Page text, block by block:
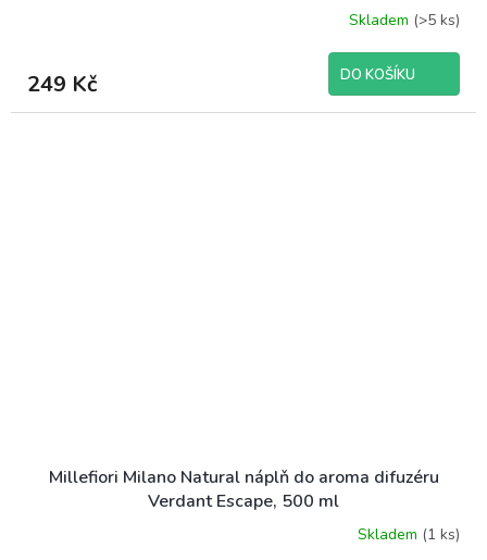
Skladem (>5 ks)
249 Kč DO KOŠÍKU
Millefiori Milano Natural náplň do aroma difuzéru
Verdant Escape, 500 ml
Skladem (1 ks)